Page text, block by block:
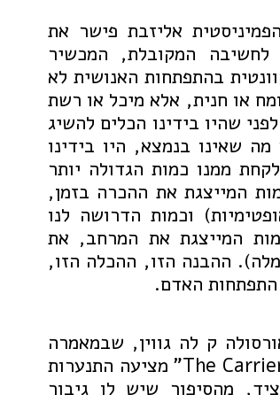
הפמיניסטית אליזבת פישר את
לחשיבה המקובלת, המכשיר
בהתפתחות האנושית לא
או חנית, אלא מיכל או רשת
שהיו בידינו הכלים להשיג
שאינו בנמצא, היו בידינו
ממנו כמות הגדולה יותר
המייצגת את ההכרה בזמן,
וכמות הדרושה לנו
המייצגת את המרחב, את
ההבנה הזו, ההכלה הזו,
האדם.
ק לה גווין, שבמאמרה
המכונן “The Carrier Bag Theory of Fiction” מציעה התנערות
מהסיפור שיש לו גיבור